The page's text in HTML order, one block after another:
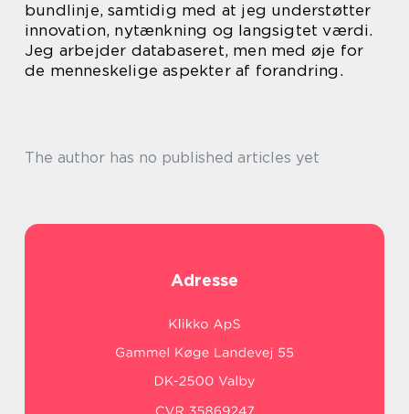
bundlinje, samtidig med at jeg understøtter
innovation, nytænkning og langsigtet værdi.
Jeg arbejder databaseret, men med øje for
de menneskelige aspekter af forandring.
The author has no published articles yet
Adresse